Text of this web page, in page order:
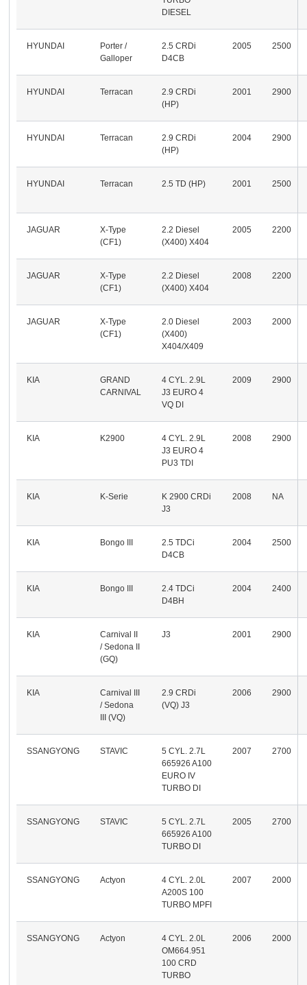
DIESEL
HYUNDAI
Porter /
Galloper
2.5 CRDi
D4CB
2005 2500
HYUNDAI Terracan
2.9 CRDi
(HP)
2001 2900
HYUNDAI Terracan
2.9 CRDi
(HP)
2004 2900
HYUNDAI Terracan 2.5 TD (HP) 2001 2500
JAGUAR
X-Type
(CF1)
2.2 Diesel
(X400) X404
2005 2200
JAGUAR
X-Type
(CF1)
2.2 Diesel
(X400) X404
2008 2200
JAGUAR
X-Type
(CF1)
2.0 Diesel
(X400)
X404/X409
2003 2000
KIA
GRAND
CARNIVAL
4 CYL. 2.9L
J3 EURO 4
VQ DI
2009 2900
KIA K2900
4 CYL. 2.9L
J3 EURO 4
PU3 TDI
2008 2900
KIA K-Serie
K 2900 CRDi
J3
2008 NA
KIA Bongo III
2.5 TDCi
D4CB
2004 2500
KIA Bongo III
2.4 TDCi
D4BH
2004 2400
KIA
Carnival II
/ Sedona II
(GQ)
J3 2001 2900
KIA
Carnival III
/ Sedona
III (VQ)
2.9 CRDi
(VQ) J3
2006 2900
SSANGYONG STAVIC
5 CYL. 2.7L
665926 A100
EURO IV
TURBO DI
2007 2700
SSANGYONG STAVIC
5 CYL. 2.7L
665926 A100
TURBO DI
2005 2700
SSANGYONG Actyon
4 CYL. 2.0L
A200S 100
TURBO MPFI
2007 2000
SSANGYONG Actyon
4 CYL. 2.0L
OM664.951
100 CRD
TURBO
2006 2000